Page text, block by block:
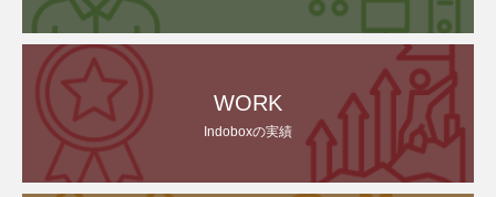
WORK
Indoboxの実績